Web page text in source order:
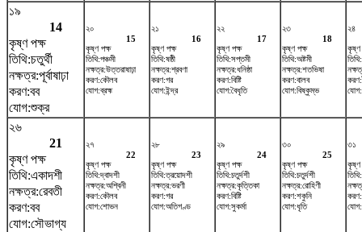
১৯
14
কৃষ্ণ পক্ষ
তিথি:চতুর্থী
নক্ষত্র:পূর্বাষাঢ়া
করণ:বব
যোগ:শুক্র
২০
15
কৃষ্ণ পক্ষ
তিথি:পঞ্চমী
নক্ষত্র:উত্তরাষাঢ়া
করণ:কৌলব
যোগ:ব্রহ্ম
২১
16
কৃষ্ণ পক্ষ
তিথি:ষষ্ঠী
নক্ষত্র:শ্রবণা
করণ:গর
যোগ:ইন্দ্র
২২
17
কৃষ্ণ পক্ষ
তিথি:সপ্তমী
নক্ষত্র:ধনিষ্ঠা
করণ:বিষ্টি
যোগ:বৈধৃতি
২৩
18
কৃষ্ণ পক্ষ
তিথি:অষ্টমী
নক্ষত্র:শতভিষ‌া
করণ:বালব
যোগ:বিষ্কুম্ভ
২৪
কৃষ্ণ
২৬
21
কৃষ্ণ পক্ষ
তিথি:একাদশী
নক্ষত্র:রেবতী
করণ:বব
যোগ:সৌভাগ্য
২৭
22
কৃষ্ণ পক্ষ
তিথি:দ্বাদশী
নক্ষত্র:অশ্বিনী
করণ:কৌলব
যোগ:শোভন
২৮
23
কৃষ্ণ পক্ষ
তিথি:ত্রয়োদশী
নক্ষত্র:ভরণী
করণ:গর
যোগ:অতিগণ্ড
২৯
24
কৃষ্ণ পক্ষ
তিথি:চতুর্দশী
নক্ষত্র:কৃত্তিকা
করণ:বিষ্টি
যোগ:সুকর্মা
৩০
25
কৃষ্ণ পক্ষ
তিথি:চতুর্দশী
নক্ষত্র:রোহিণী
করণ:শকুনি
যোগ:ধৃতি
৩১
কৃষ্ণ